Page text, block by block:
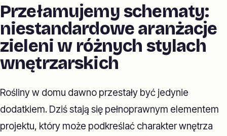
Przełamujemy schematy:
niestandardowe aranżacje
zieleni w różnych stylach
wnętrzarskich
Rośliny w domu dawno przestały być jedynie
dodatkiem. Dziś stają się pełnoprawnym elementem
projektu, który może podkreślać charakter wnętrza